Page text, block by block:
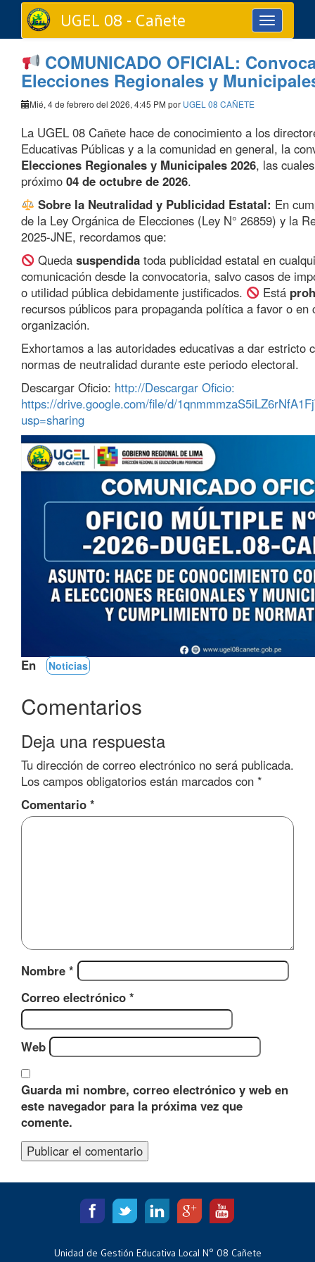
Toggle
navigation
UGEL 08 - Cañete
COMUNICADO OFICIAL:
Elecciones Regionales y
Mié, 4 de febrero del 2026, 4:45 PM por UGEL 08 CAÑETE
La UGEL 08 Cañete hace de conocimiento a los
Educativas Públicas y a la comunidad en general, la
Elecciones Regionales y Municipales 2026, las
próximo 04 de octubre de 2026.
Sobre la Neutralidad y Publicidad Estatal: En
de la Ley Orgánica de Elecciones (Ley N° 26859) y la
2025-JNE, recordamos que:
Quedasuspendida toda publicidad estatal en
comunicación desde la convocatoria, salvo casos de
o utilidad pública debidamente justificados.
Está
recursos públicos para propaganda política a favor o en
organización.
Exhortamos a las autoridades educativas a dar estricto
normas de neutralidad durante este periodo electoral.
Descargar Oficio: http://Descargar Oficio:
https://drive.google.com/file/d/
usp=sharing
En Noticias
Comentarios
Deja una respuesta
Tu dirección de correo electrónico no será publicada.
Los campos obligatorios están marcados con *
Comentario *
Nombre *
Correo electrónico *
Web
Guarda mi nombre, correo electrónico y web en
este navegador para la próxima vez que
comente.
Unidad de Gestión Educativa Local N° 08 Cañete